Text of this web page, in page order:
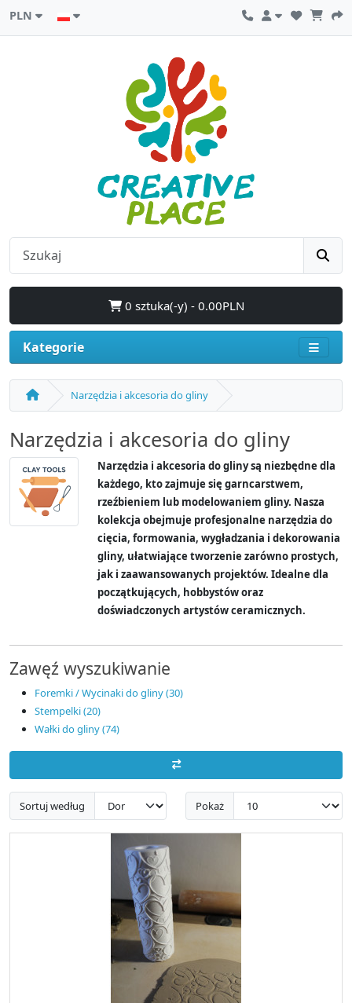
PLN
0 sztuka(-y) - 0.00PLN
Kategorie
Narzędzia i akcesoria do gliny
Narzędzia i akcesoria do gliny
Narzędzia i akcesoria do gliny są niezbędne dla
każdego, kto zajmuje się garncarstwem,
rzeźbieniem lub modelowaniem gliny. Nasza
kolekcja obejmuje profesjonalne narzędzia do
cięcia, formowania, wygładzania i dekorowania
gliny, ułatwiające tworzenie zarówno prostych,
jak i zaawansowanych projektów. Idealne dla
początkujących, hobbystów oraz
doświadczonych artystów ceramicznych.
Zawęź wyszukiwanie
Foremki / Wycinaki do gliny (30)
Stempelki (20)
Wałki do gliny (74)
Sortuj według Pokaż